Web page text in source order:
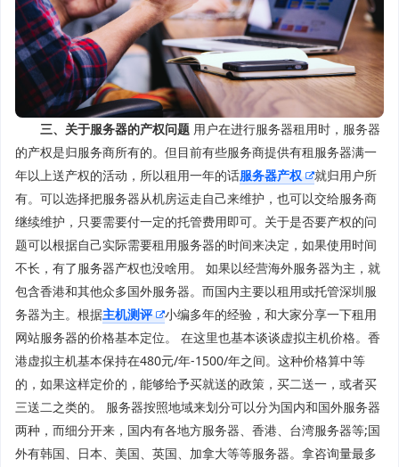
三、关于服务器的产权问题 用户在进行服务器租用时，服务器
的产权是归服务商所有的。但目前有些服务商提供有租服务器满一
年以上送产权的活动，所以租用一年的话服务器产权
就归用户所
有。可以选择把服务器从机房运走自己来维护，也可以交给服务商
继续维护，只要需要付一定的托管费用即可。关于是否要产权的问
题可以根据自己实际需要租用服务器的时间来决定，如果使用时间
不长，有了服务器产权也没啥用。 如果以经营海外服务器为主，就
包含香港和其他众多国外服务器。而国内主要以租用或托管深圳服
务器为主。根据主机测评
小编多年的经验，和大家分享一下租用
网站服务器的价格基本定位。 在这里也基本谈谈虚拟主机价格。香
港虚拟主机基本保持在480元/年-1500/年之间。这种价格算中等
的，如果这样定价的，能够给予买就送的政策，买二送一，或者买
三送二之类的。 服务器按照地域来划分可以分为国内和国外服务器
两种，而细分开来，国内有各地方服务器、香港、台湾服务器等;国
外有韩国、日本、美国、英国、加拿大等等服务器。拿咨询量最多